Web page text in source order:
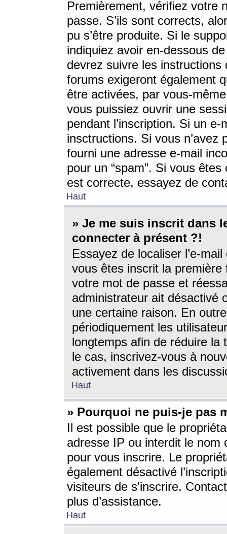
Premièrement, vérifiez votre
passe. S’ils sont corrects,
pu s’être produite. Si le
indiquiez avoir en-dessous
devrez suivre les
forums exigeront également
être activées, par vous-
vous puissiez ouvrir une
pendant l’inscription. Si un
insctructions. Si vous n’avez
fourni une adresse e-mail
pour un “spam”. Si vous
est correcte, essayez de
Haut
» Je me suis inscrit dans
connecter à présent ?!
Essayez de localiser l’e-
vous êtes inscrit la première
votre mot de passe et
administrateur ait désactivé
une certaine raison. En
périodiquement les
longtemps afin de réduire la
le cas, inscrivez-vous à
activement dans les
Haut
» Pourquoi ne puis-je pas
Il est possible que le
adresse IP ou interdit le nom
pour vous inscrire. Le
également désactivé
visiteurs de s’inscrire.
plus d’assistance.
Haut